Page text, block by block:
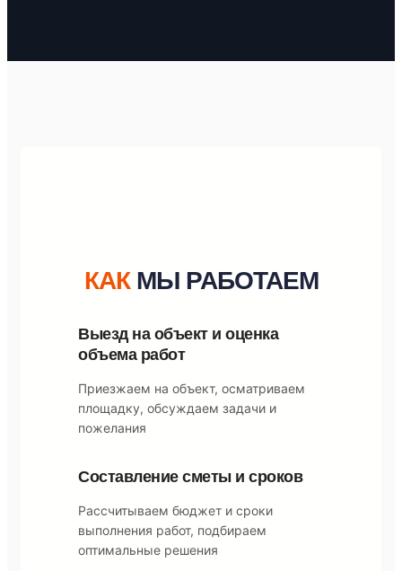
КАКМЫ РАБОТАЕМ
Выезд на объект и оценка
объема работ
Приезжаем на объект, осматриваем
площадку, обсуждаем задачи и
пожелания
Составление сметы и сроков
Рассчитываем бюджет и сроки
выполнения работ, подбираем
оптимальные решения